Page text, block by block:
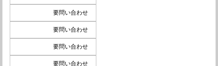
要問い合わせ
要問い合わせ
要問い合わせ
要問い合わせ